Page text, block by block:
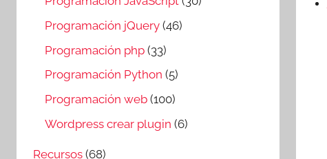
Programación jQuery (46)
Programación php (33)
Programación Python (5)
Programación web (100)
Wordpress crear plugin (6)
Recursos (68)